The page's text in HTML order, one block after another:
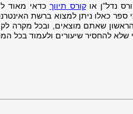
נדל"ן אוקורס תיווך כדאי מאוד
כאלו ניתן למצוא ברשת
שאתם מוצאים, ובכל מקרה
להחסיר שיעורים ולעמוד בכל